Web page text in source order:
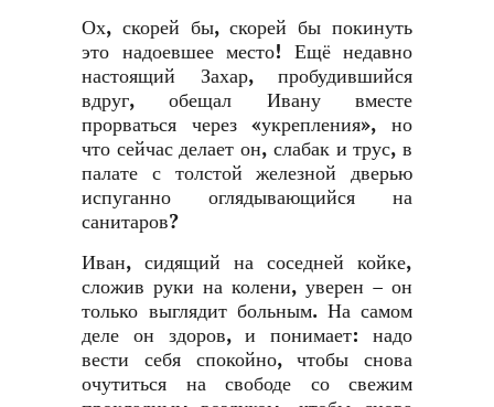
Ох, скорей бы, скорей бы покинуть
это надоевшее место! Ещё недавно
настоящий Захар, пробудившийся
вдруг, обещал Ивану вместе
прорваться через «укрепления», но
что сейчас делает он, слабак и трус, в
палате с толстой железной дверью
испуганно оглядывающийся на
санитаров?
Иван, сидящий на соседней койке,
сложив руки на колени, уверен – он
только выглядит больным. На самом
деле он здоров, и понимает: надо
вести себя спокойно, чтобы снова
очутиться на свободе со свежим